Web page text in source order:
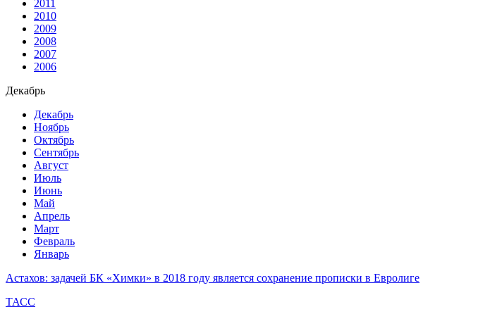
2011
2010
2009
2008
2007
2006
Декабрь
Декабрь
Ноябрь
Октябрь
Сентябрь
Август
Июль
Июнь
Май
Апрель
Март
Февраль
Январь
Астахов: задачей БК «Химки» в 2018 году является сохранение прописки в Евролиге
ТАСС